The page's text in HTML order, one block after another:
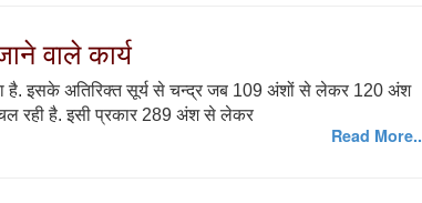
वाले कार्य
है. इसके अतिरिक्त सूर्य से चन्द्र जब 109 अंशों से लेकर 120 अंश
रही है. इसी प्रकार 289 अंश से लेकर
Read More..